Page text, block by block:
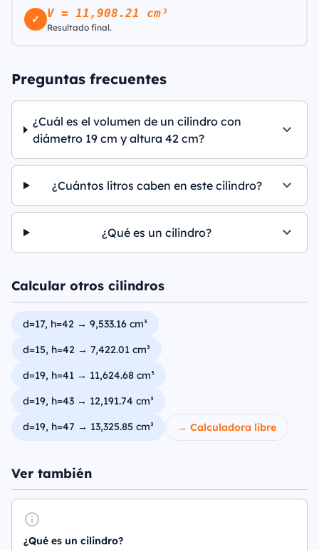
✓ V = 11,908.21 cm³
Resultado final.
Preguntas frecuentes
¿Cuál es el volumen de un cilindro con
diámetro 19 cm y altura 42 cm?
¿Cuántos litros caben en este cilindro?
¿Qué es un cilindro?
Calcular otros cilindros
d=17, h=42 → 9,533.16 cm³
d=15, h=42 → 7,422.01 cm³
d=19, h=41 → 11,624.68 cm³
d=19, h=43 → 12,191.74 cm³
d=19, h=47 → 13,325.85 cm³
→ Calculadora libre
Ver también
¿Qué es un cilindro?